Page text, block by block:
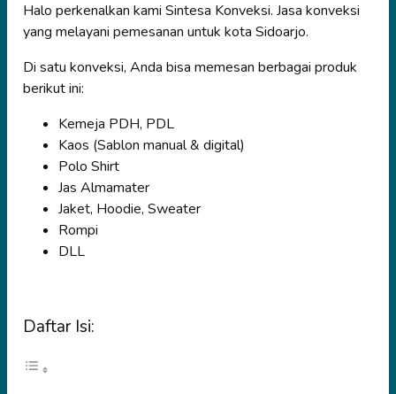
Halo perkenalkan kami Sintesa Konveksi. Jasa konveksi
yang melayani pemesanan untuk kota Sidoarjo.
Di satu konveksi, Anda bisa memesan berbagai produk
berikut ini:
Kemeja PDH, PDL
Kaos (Sablon manual & digital)
Polo Shirt
Jas Almamater
Jaket, Hoodie, Sweater
Rompi
DLL
Daftar Isi: